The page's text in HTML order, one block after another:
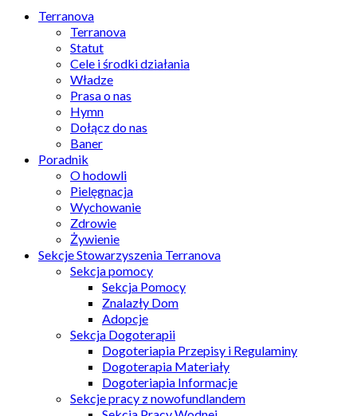
Terranova
Terranova
Statut
Cele i środki działania
Władze
Prasa o nas
Hymn
Dołącz do nas
Baner
Poradnik
O hodowli
Pielęgnacja
Wychowanie
Zdrowie
Żywienie
Sekcje Stowarzyszenia Terranova
Sekcja pomocy
Sekcja Pomocy
Znalazły Dom
Adopcje
Sekcja Dogoterapii
Dogoteriapia Przepisy i Regulaminy
Dogoterapia Materiały
Dogoteriapia Informacje
Sekcje pracy z nowofundlandem